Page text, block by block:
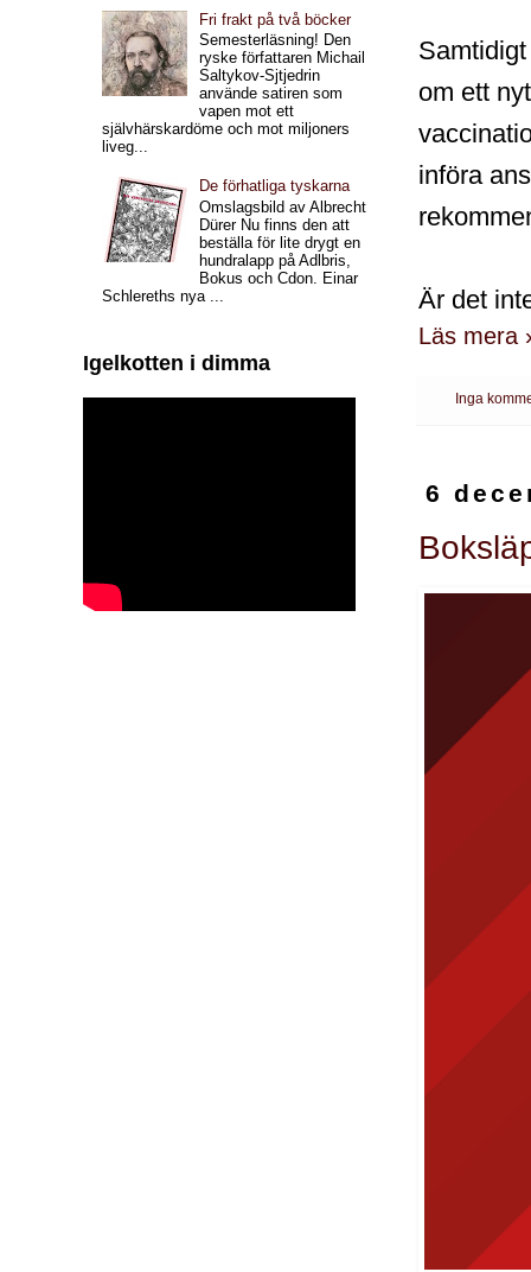
om ett
införa
Är det
Läs mera
Inga
6
Fri frakt på två böcker
Semesterläsning! Den
ryske författaren Michail
Saltykov-Sjtjedrin
använde satiren som
vapen mot ett
självhärskardöme och mot miljoners
liveg...
De förhatliga tyskarna
Omslagsbild av Albrecht
Dürer Nu finns den att
beställa för lite drygt en
hundralapp på Adlbris,
Bokus och Cdon. Einar
Schlereths nya ...
Igelkotten i dimma